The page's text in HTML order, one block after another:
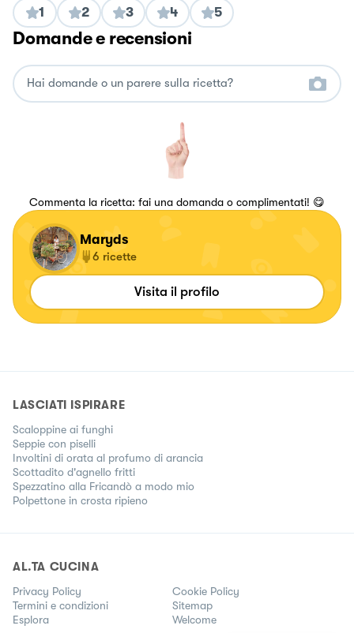
1 2 3 4 5
Domande e recensioni
Commenta la ricetta: fai una domanda o complimentati! 😋
Maryds
6 ricette
Visita il profilo
LASCIATI ISPIRARE
Scaloppine ai funghi
Seppie con piselli
Involtini di orata al profumo di arancia
Scottadito d'agnello fritti
Spezzatino alla Fricandò a modo mio
Polpettone in crosta ripieno
AL.TA CUCINA
Privacy Policy
Cookie Policy
Termini e condizioni
Sitemap
Esplora
Welcome